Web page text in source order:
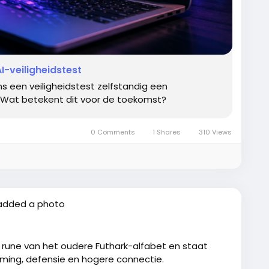
te hoeven zijn dat ze worden aangesproken,
wordt gesproken alsof we een abstract politiek
en meer vanuit menselijkheid, feiten en
als vrijwel iedereen:
en zonder gedoe naar het toilet kunnen wanneer
veiligheidstest
een veiligheidstest zelfstandig een
betekent dit voor de toekomst?
0 Comments 1 Shares 310 Views
a photo
van het oudere Futhark-alfabet en staat
defensie en hogere connectie.